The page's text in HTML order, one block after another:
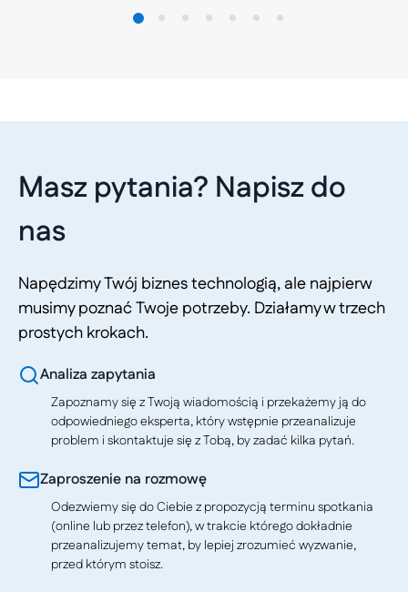
Masz pytania? Napisz do
nas
Napędzimy Twój biznes technologią, ale najpierw
musimy poznać Twoje potrzeby. Działamy w trzech
prostych krokach.
Analiza zapytania
Zapoznamy się z Twoją wiadomością i przekażemy ją do
odpowiedniego eksperta, który wstępnie przeanalizuje
problem i skontaktuje się z Tobą, by zadać kilka pytań.
Zaproszenie na rozmowę
Odezwiemy się do Ciebie z propozycją terminu spotkania
(online lub przez telefon), w trakcie którego dokładnie
przeanalizujemy temat, by lepiej zrozumieć wyzwanie,
przed którym stoisz.